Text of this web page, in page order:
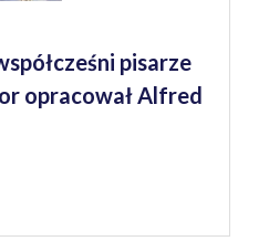
pisarze
opracował Alfred